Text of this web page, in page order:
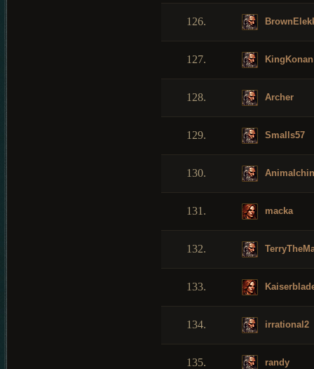
126.
127. KingKonan
128. Archer
129. Smalls57
130. Animalchin
131. macka
132.
133.
134. irrational2
135. randy